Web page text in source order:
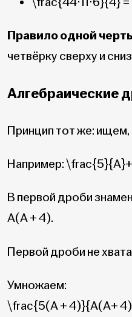
Правило одной
четвёрку сверху и
Алгебраические
Принцип тот же: ищем,
Например:
В первой дроби
A(A + 4).
Первой дроби не
Умножаем:
\frac{5(А + 4)}{A(A+